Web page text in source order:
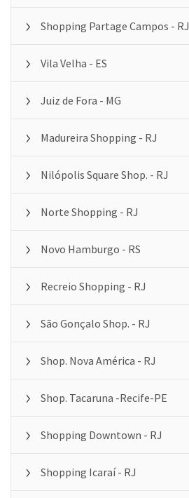
Shopping Partage Campos - RJ
Vila Velha - ES
Juiz de Fora - MG
Madureira Shopping - RJ
Nilópolis Square Shop. - RJ
Norte Shopping - RJ
Novo Hamburgo - RS
Recreio Shopping - RJ
São Gonçalo Shop. - RJ
Shop. Nova América - RJ
Shop. Tacaruna -Recife-PE
Shopping Downtown - RJ
Shopping Icaraí - RJ